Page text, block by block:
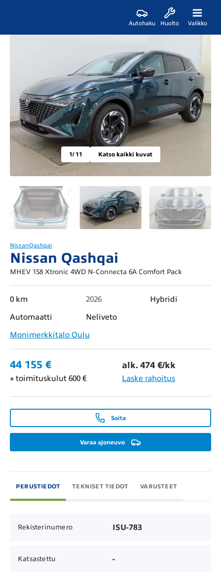
Autohaku Huolto Valikko
1/ 11 Katso kaikki kuvat
NissanQashqai
Nissan Qashqai
MHEV 158 Xtronic 4WD N-Connecta 6A Comfort Pack
0 km 2026
Hybridi
Automaatti
Neliveto
Monimerkkitalo Oulu
44 155 € alk. 474 €/kk
+ toimituskulut 600 € Laske rahoitus
Soita
Varaa ajoneuvo
PERUSTIEDOT TEKNISET TIEDOT VARUSTEET
Rekisterinumero ISU-783
Katsastettu -